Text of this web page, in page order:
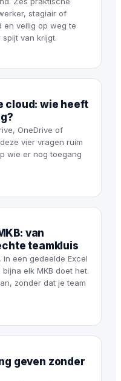
stagiair of
en veilig op weg te
van krijgt.
cloud: wie heeft
OneDrive of
vier vragen ruim
wie er nog toegang
van
teamkluis
een gedeelde Excel
elk MKB doet het.
zonder dat je team
geven zonder